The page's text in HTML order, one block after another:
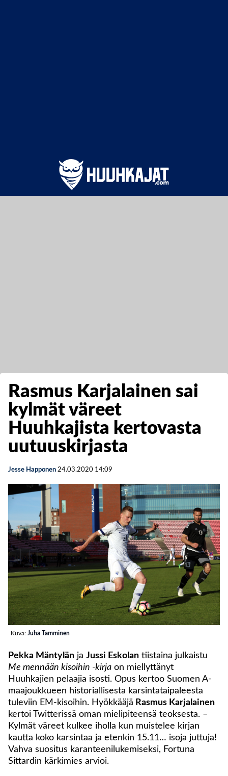
Rasmus Karjalainen sai
kylmät väreet
Huuhkajista kertovasta
uutuuskirjasta
Jesse Happonen 24.03.2020 14:09
Kuva: Juha Tamminen
Pekka Mäntylän ja Jussi Eskolan tiistaina julkaistu
Me mennään kisoihin -kirja on miellyttänyt
Huuhkajien pelaajia isosti. Opus kertoo Suomen A-
maajoukkueen historiallisesta karsintataipaleesta
tuleviin EM-kisoihin. Hyökkääjä Rasmus Karjalainen
kertoi Twitterissä oman mielipiteensä teoksesta. –
Kylmät väreet kulkee iholla kun muistelee kirjan
kautta koko karsintaa ja etenkin 15.11… isoja juttuja!
Vahva suositus karanteenilukemiseksi, Fortuna
Sittardin kärkimies arvioi.